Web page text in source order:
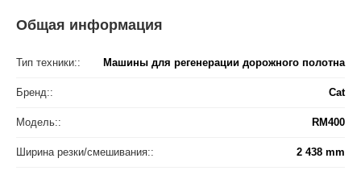
Общая информация
Тип техники:: Машины для регенерации дорожного полотна
Бренд:: Cat
Модель:: RM400
Ширина резки/смешивания:: 2 438 mm